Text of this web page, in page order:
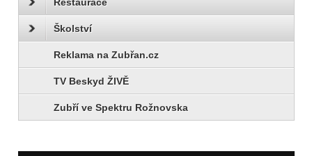
Školství
Reklama na Zubřan.cz
TV Beskyd ŽIVĚ
Zubří ve Spektru Rožnovska